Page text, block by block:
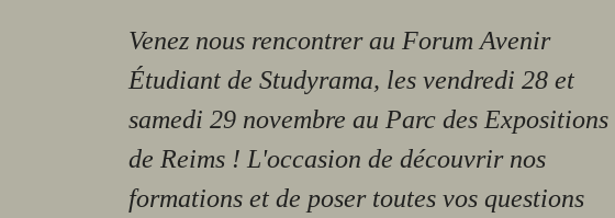
Venez nous rencontrer au Forum Avenir
Étudiant de Studyrama, les vendredi 28 et
samedi 29 novembre au Parc des Expositions
de Reims ! L'occasion de découvrir nos
formations et de poser toutes vos questions